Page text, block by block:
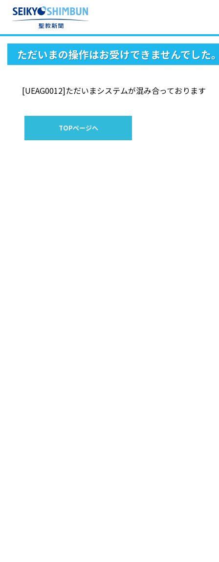
ただいまの操作はお受けできませんでした
[UEAG0012]ただいまシステムが混み合っております
TOPページへ